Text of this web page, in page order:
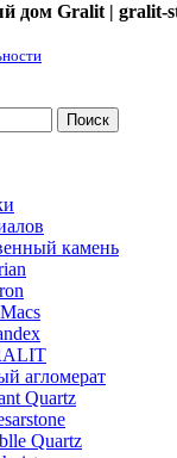
дом Gralit |
Поиск
камень
агломерат
Quartz
Quartz